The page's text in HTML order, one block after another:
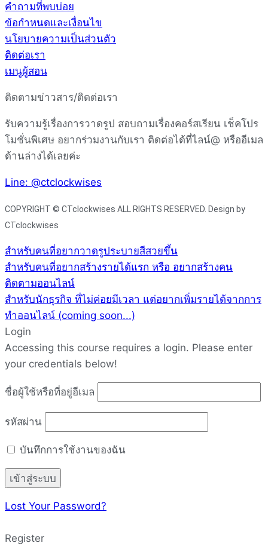
คำถามที่พบบ่อย
ข้อกำหนดและเงื่อนไข
นโยบายความเป็นส่วนตัว
ติดต่อเรา
เมนูผู้สอน
ติดตามข่าวสาร/ติดต่อเรา
รับความรู้เรื่องการวาดรูป สอบถามเรื่องคอร์สเรียน เช็คโปร
โมชั่นพิเศษ อยากร่วมงานกับเรา ติดต่อได้ที่ไลน์@ หรืออีเมล
ด้านล่างได้เลยค่ะ
Line: @ctclockwises
COPYRIGHT © CTclockwises ALL RIGHTS RESERVED. Design by
CTclockwises
สำหรับคนที่อยากวาดรูประบายสีสวยขึ้น
สำหรับคนที่อยากสร้างรายได้แรก หรือ อยากสร้างคน
ติดตามออนไลน์
สำหรับนักธุรกิจ ที่ไม่ค่อยมีเวลา แต่อยากเพิ่มรายได้จากการ
ทำออนไลน์ (coming soon...)
Login
Accessing this course requires a login. Please enter
your credentials below!
ชื่อผู้ใช้หรือที่อยู่อีเมล
รหัสผ่าน
บันทึกการใช้งานของฉัน
Lost Your Password?
Register